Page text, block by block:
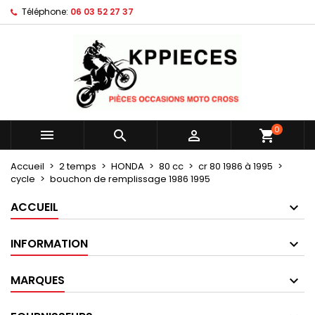
Téléphone: 06 03 52 27 37
   shopping_cart0
Accueil 2 temps HONDA 80 cc
cr 80 1986 à 1995
cycle
bouchon de remplissage 1986 1995
ACCUEIL
INFORMATION
MARQUES
Mes listes d'envies ×
Créer une nouvelle liste
Créer une liste d'envies ×
Nom de la liste d'envies
Annuler Créer une liste d'envies
Connexion ×
Vous devez être connecté pour ajouter des produits
à votre liste d'envies.
Annuler Connexion